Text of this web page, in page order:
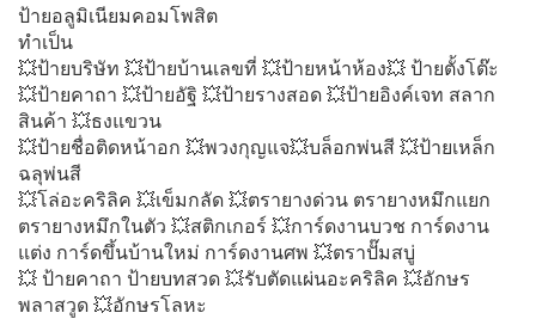
ป้ายอลูมิเนียมคอมโพสิต
ทำเป็น
💥ป้ายบริษัท 💥ป้ายบ้านเลขที่ 💥ป้ายหน้าห้อง💥 ป้ายตั้งโต๊ะ
💥ป้ายคาถา 💥ป้ายอัฐิ 💥ป้ายรางสอด 💥ป้ายอิงค์เจท สลาก
สินค้า 💥ธงแขวน
💥ป้ายชื่อติดหน้าอก 💥พวงกุญแจ💥บล็อกพ่นสี 💥ป้ายเหล็ก
ฉลุพ่นสี
💥โล่อะคริลิค 💥เข็มกลัด 💥ตรายางด่วน ตรายางหมึกแยก
ตรายางหมึกในตัว 💥สติกเกอร์ 💥การ์ดงานบวช การ์ดงาน
แต่ง การ์ดขึ้นบ้านใหม่ การ์ดงานศพ 💥ตราปั๊มสบู่
💥 ป้ายคาถา ป้ายบทสวด 💥รับตัดแผ่นอะคริลิค 💥อักษร
พลาสวูด 💥อักษรโลหะ